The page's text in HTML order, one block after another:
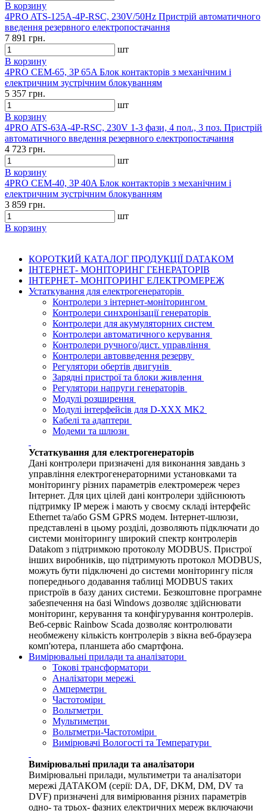
В корзину
4PRO ATS-125A-4P-RSC, 230V/50Hz Пристрій автоматичного
введення резервного електропостачання
7 891 грн.
шт
В корзину
4PRO CEM-65, 3P 65A Блок контакторів з механічним і
електричним зустрічним блокуванням
5 357 грн.
шт
В корзину
4PRO ATS-63A-4P-RSC, 230V 1-3 фази, 4 пол., 3 поз. Пристрій
автоматичного введення резервного електропостачання
4 723 грн.
шт
В корзину
4PRO CEM-40, 3P 40A Блок контакторів з механічним і
електричним зустрічним блокуванням
3 859 грн.
шт
В корзину
КОРОТКИЙ КАТАЛОГ ПРОДУКЦІЇ DATAKOM
ІНТЕРНЕТ- МОНІТОРИНГ ГЕНЕРАТОРІВ
ІНТЕРНЕТ- МОНІТОРИНГ ЕЛЕКТРОМЕРЕЖ
Устаткування для електрогенераторів
Контролери з інтернет-моніторингом
Контролери синхронізації генераторів
Контролери для акумуляторних систем
Контролери автоматичного керування
Контролери ручного/дист. управління
Контролери автовведення резерву
Регулятори обертів двигунів
Зарядні пристрої та блоки живлення
Регулятори напруги генераторів
Модулі розширення
Модулі інтерфейсів для D-XXX MK2
Кабелі та адаптери
Модеми та шлюзи
Устаткування для електрогенераторів
Дані контролери призначені для виконання завдань з
управління електрогенераторними установками та
моніторингу різних параметрів електромереж через
Інтернет. Для цих цілей дані контролери здійснюють
підтримку IP мереж і мають у своєму складі інтерфейс
Ethernet та/або GSM GPRS модем. Інтернет-шлюзи,
представлені в цьому розділі, дозволяють підключати до
системи моніторингу широкий спектр контролерів
Datakom з підтримкою протоколу MODBUS. Пристрої
інших виробників, що підтримують протокол MODBUS,
можуть бути підключені до системи моніторингу після
попереднього додавання таблиці MODBUS таких
пристроїв в базу даних системи. Безкоштовне програмне
забезпечення на базі Windows дозволяє здійснювати
моніторинг, керування та конфігурування контролерів.
Веб-сервіс Rainbow Scada дозволяє контролювати
необмежену кількість контролерів з вікна веб-браузера
комп'ютера, планшета або смартфона.
Вимірювальні прилади та аналізатори
Токові трансформатори
Аналізатори мережі
Амперметри
Частотоміри
Вольтметри
Мультиметри
Вольтметри-Частотоміри
Вимірювачі Вологості та Температури
Вимірювальні прилади та аналізатори
Вимірювальні прилади, мультиметри та аналізатори
мережі ДАТАКОМ (серії: DA, DF, DKM, DM, DV та
DVF) призначені для вимірювання різних параметрів
одно- та трьох- фазних електричних мереж включаючи